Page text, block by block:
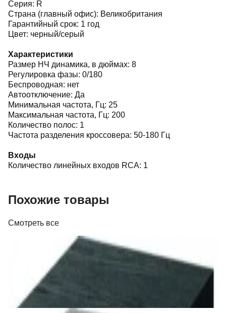
Серия: R
Страна (главный офис): Великобритания
Гарантийный срок: 1 год
Цвет: черный/серый
Характеристики
Размер НЧ динамика, в дюймах: 8
Регулировка фазы: 0/180
Беспроводная: нет
Автоотключение: Да
Минимальная частота, Гц: 25
Максимальная частота, Гц: 200
Количество полос: 1
Частота разделения кроссовера: 50-180 Гц
Входы
Количество линейных входов RCA: 1
Похожие товары
Смотреть все
Сабвуфер Edifier T5 Black
465,00 р.
В корзину